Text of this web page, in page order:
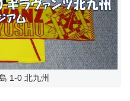
1-0 北九州